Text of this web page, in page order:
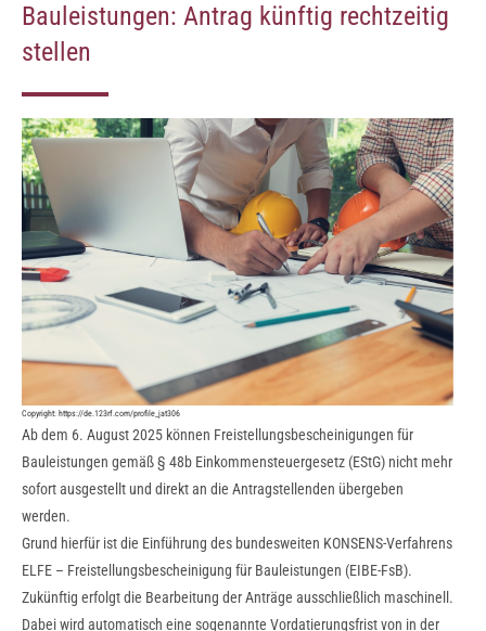
Bauleistungen: Antrag künftig rechtzeitig
stellen
Copyright: https://de.123rf.com/profile_jat306
Ab dem 6. August 2025 können Freistellungsbescheinigungen für
Bauleistungen gemäß § 48b Einkommensteuergesetz (EStG) nicht mehr
sofort ausgestellt und direkt an die Antragstellenden übergeben
werden.
Grund hierfür ist die Einführung des bundesweiten KONSENS-Verfahrens
ELFE – Freistellungsbescheinigung für Bauleistungen (EIBE-FsB).
Zukünftig erfolgt die Bearbeitung der Anträge ausschließlich maschinell.
Dabei wird automatisch eine sogenannte Vordatierungsfrist von in der